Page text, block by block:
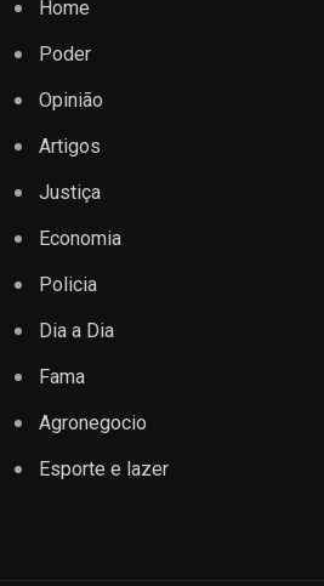
Home
Poder
Opinião
Artigos
Justiça
Economia
Policia
Dia a Dia
Fama
Agronegocio
Esporte e lazer